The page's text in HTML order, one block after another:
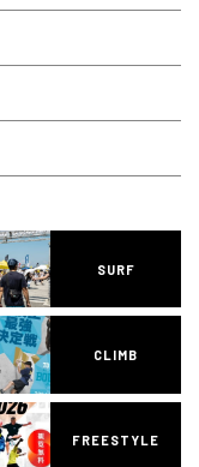
SURF
CLIMB
FREESTYLE